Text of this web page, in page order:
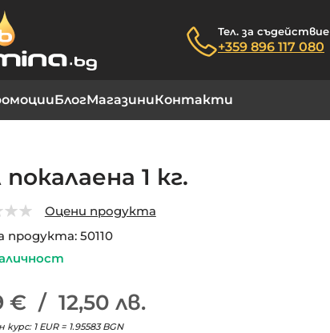
Тел. за съдействие
+359 896 117 080
БлогМагазиниКонтакти
покалаена 1 кг.
Оцени продукта
продукта 50110
€ / 12,50 лв.
1 EUR = 1.95583 BGN